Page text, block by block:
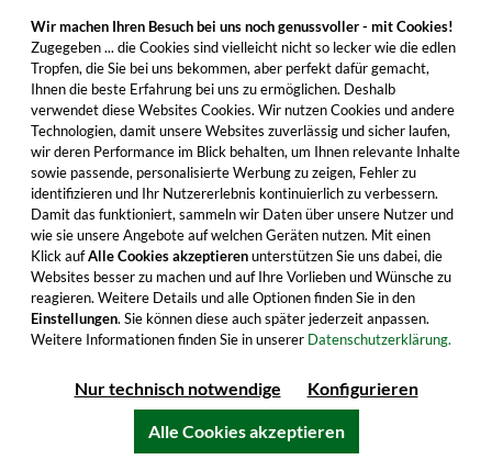
Eine wunderbare Eigenabfüllung aus dem Hause
Aultmore. Jetzt bestellen und leckere Speyside
Aromen genießen!
42,99 €
Inhalt: 0.7 Liter (61,41 €/Liter)
inkl. MwSt. zzgl. Versandkosten
Einzelheiten
Alle Produktmerkmale
Aultmore Hintergrund
Wir machen Ihren Besuch bei uns noch genussvoller - mit Cookies!
Zugegeben ... die Cookies sind vielleicht nicht so lecker wie die edlen
Tropfen, die Sie bei uns bekommen, aber perfekt dafür gemacht,
Ihnen die beste Erfahrung bei uns zu ermöglichen. Deshalb
verwendet diese Websites Cookies. Wir nutzen Cookies und andere
Technologien, damit unsere Websites zuverlässig und sicher laufen,
wir deren Performance im Blick behalten, um Ihnen relevante Inhalte
sowie passende, personalisierte Werbung zu zeigen, Fehler zu
identifizieren und Ihr Nutzererlebnis kontinuierlich zu verbessern.
Damit das funktioniert, sammeln wir Daten über unsere Nutzer und
wie sie unsere Angebote auf welchen Geräten nutzen. Mit einen
Klick aufAlle Cookies akzeptierenunterstützen Sie uns dabei, die
Websites besser zu machen und auf Ihre Vorlieben und Wünsche zu
reagieren. Weitere Details und alle Optionen finden Sie in den
Einstellungen. Sie können diese auch später jederzeit anpassen.
Weitere Informationen finden Sie in unserer Datenschutzerklärung.
Nur technisch notwendige Konfigurieren
Alle Cookies akzeptieren